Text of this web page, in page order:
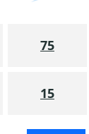
75
15